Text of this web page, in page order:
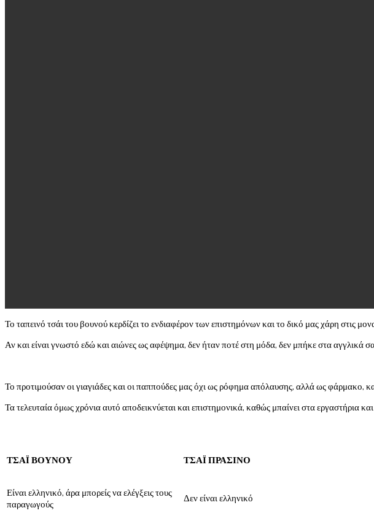
Το ταπεινό τσάι του βουνού κερδίζει το ενδιαφέρον των επιστημόνων και το δικό μας χάρη στις
Αν και είναι γνωστό εδώ και αιώνες ως αφέψημα, δεν ήταν ποτέ στη μόδα, δεν μπήκε στα αγγλικά
Το προτιμούσαν οι γιαγιάδες και οι παππούδες μας όχι ως ρόφημα απόλαυσης, αλλά ως φάρμακο,
Τα τελευταία όμως χρόνια αυτό αποδεικνύεται και επιστημονικά, καθώς μπαίνει στα εργαστήρια
ΤΣΑΪ ΒΟΥΝΟΥ ΤΣΑΪ ΠΡΑΣΙΝΟ
Είναι ελληνικό, άρα μπορείς να ελέγξεις τους
παραγωγούς
Δεν είναι ελληνικό